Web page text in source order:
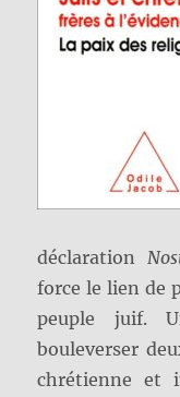
déclaration
force le lien de
peuple juif.
bouleverser
chrétienne et